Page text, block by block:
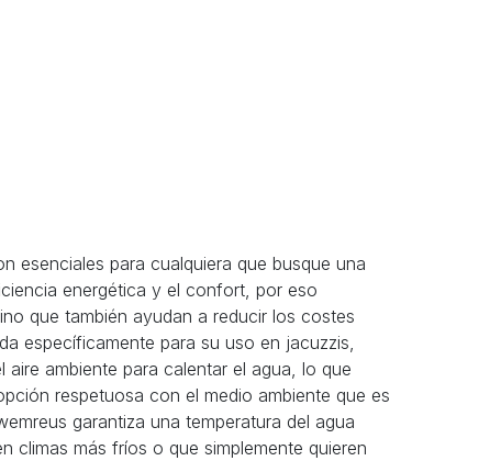
esenciales para cualquiera que busque una
energética y el confort, por eso
que también ayudan a reducir los costes
específicamente para su uso en jacuzzis,
ambiente para calentar el agua, lo que
respetuosa con el medio ambiente que es
garantiza una temperatura del agua
climas más fríos o que simplemente quieren